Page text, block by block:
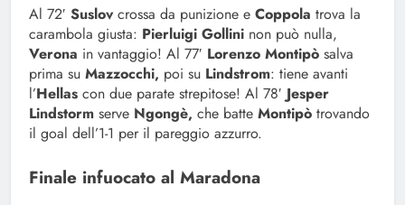
Al 72′ Suslovcrossa da punizione e Coppola trova la
carambola giusta: Pierluigi Gollini non può nulla,
Verona in vantaggio! Al 77′ Lorenzo Montipò salva
prima su Mazzocchi, poi su Lindstrom: tiene avanti
l’Hellas con due parate strepitose! Al 78′ Jesper
Lindstorm serve Ngongè, che batte Montipò trovando
il goal dell’1-1 per il pareggio azzurro.
Finale infuocato al Maradona